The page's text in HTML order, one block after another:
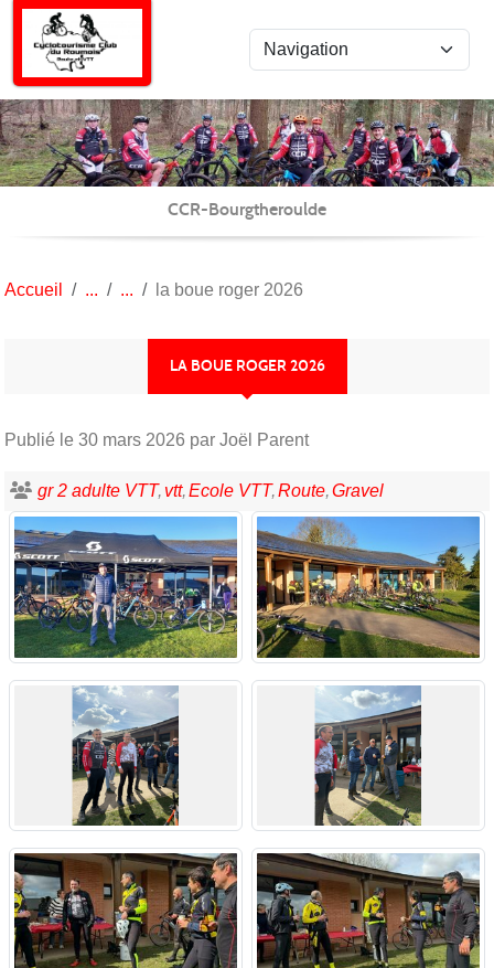
CCR-Bourgtheroulde
Accueil la boue roger 2026
LA BOUE ROGER 2026
Publié le 30 mars 2026 par Joël Parent
gr 2 adulte VTT vtt Ecole VTT Route Gravel
Panneau de gestion des cookies